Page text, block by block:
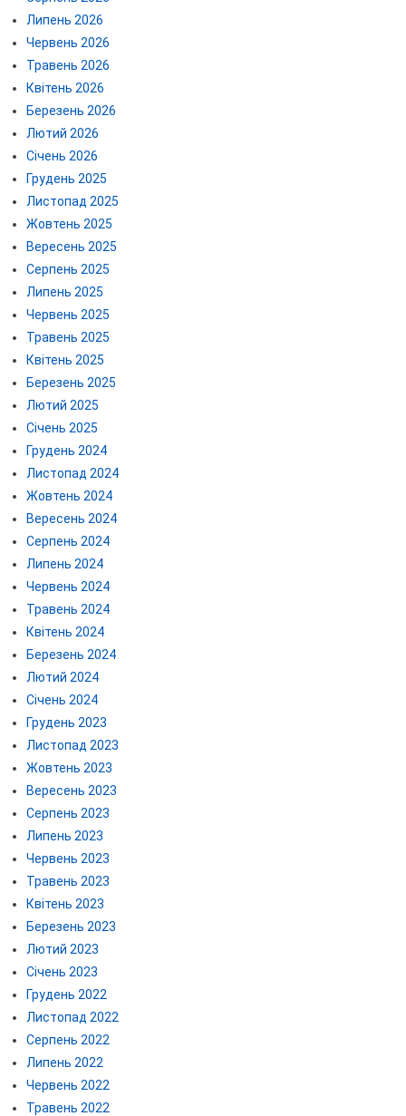
Липень 2026
Червень 2026
Травень 2026
Квітень 2026
Березень 2026
Лютий 2026
Січень 2026
Грудень 2025
Листопад 2025
Жовтень 2025
Вересень 2025
Серпень 2025
Липень 2025
Червень 2025
Травень 2025
Квітень 2025
Березень 2025
Лютий 2025
Січень 2025
Грудень 2024
Листопад 2024
Жовтень 2024
Вересень 2024
Серпень 2024
Липень 2024
Червень 2024
Травень 2024
Квітень 2024
Березень 2024
Лютий 2024
Січень 2024
Грудень 2023
Листопад 2023
Жовтень 2023
Вересень 2023
Серпень 2023
Липень 2023
Червень 2023
Травень 2023
Квітень 2023
Березень 2023
Лютий 2023
Січень 2023
Грудень 2022
Листопад 2022
Серпень 2022
Липень 2022
Червень 2022
Травень 2022